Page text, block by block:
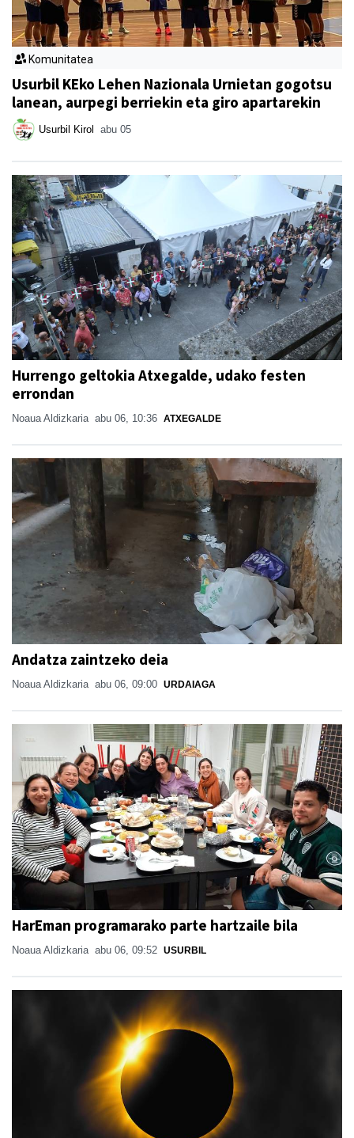
Komunitatea
Usurbil KEko Lehen Nazionala Urnietan gogotsu
lanean, aurpegi berriekin eta giro apartarekin
Usurbil Kirol abu 05
Hurrengo geltokia Atxegalde, udako festen
errondan
Noaua Aldizkaria abu 06, 10:36 ATXEGALDE
Andatza zaintzeko deia
Noaua Aldizkaria abu 06, 09:00 URDAIAGA
HarEman programarako parte hartzaile bila
Noaua Aldizkaria abu 06, 09:52 USURBIL